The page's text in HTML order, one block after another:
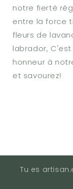
notre fierté
entre la force
fleurs de
labrador,
honneur à
et savourez!
Tu es